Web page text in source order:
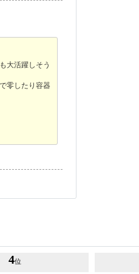
大活躍しそう
零したり容器
4位